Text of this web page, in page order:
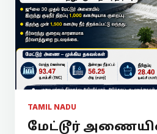
TAMIL NADU
மேட்டூர்